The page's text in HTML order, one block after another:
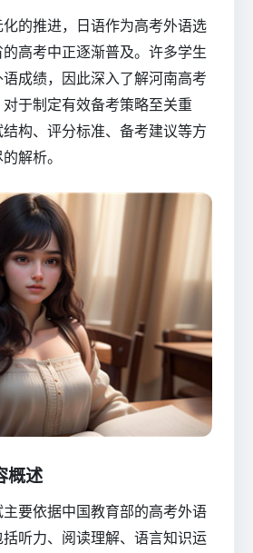
的推进，日语作为高考外语选
高考中正逐渐普及。许多学生
成绩，因此深入了解河南高考
对于制定有效备考策略至关重
构、评分标准、备考建议等方
解析。
概述
要依据中国教育部的高考外语
听力、阅读理解、语言知识运